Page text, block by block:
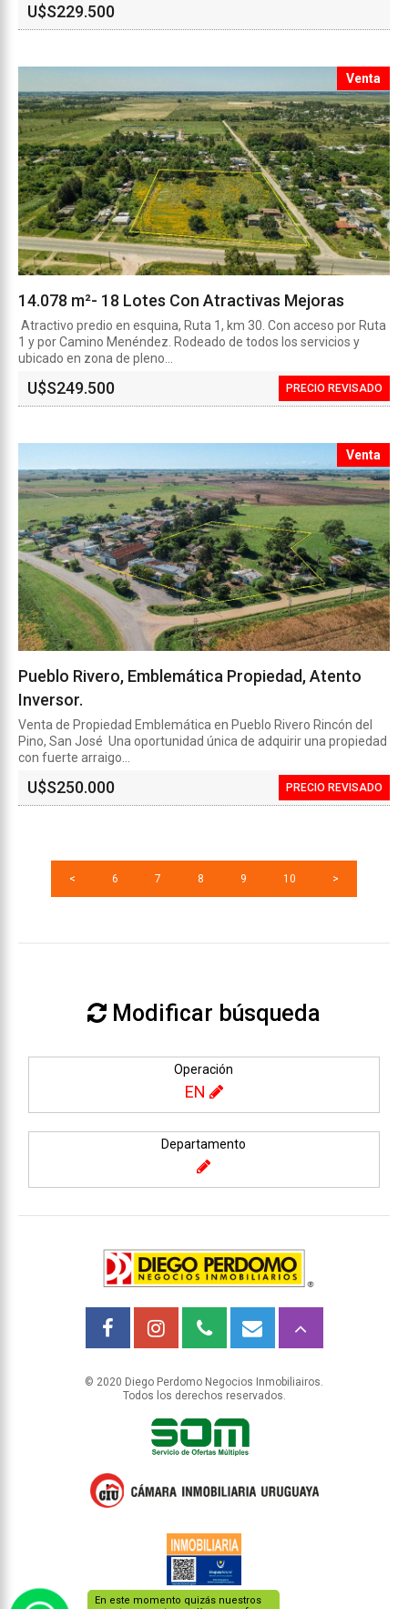
U$S229.500
Venta
14.078 m²- 18 Lotes Con Atractivas Mejoras
Atractivo predio en esquina, Ruta 1, km 30. Con acceso por Ruta
1 y por Camino Menéndez. Rodeado de todos los servicios y
ubicado en zona de pleno...
PRECIO REVISADO
U$S249.500
Venta
Pueblo Rivero, Emblemática Propiedad, Atento
Inversor.
Venta de Propiedad Emblemática en Pueblo Rivero Rincón del
Pino, San José Una oportunidad única de adquirir una propiedad
con fuerte arraigo...
PRECIO REVISADO
U$S250.000
< 6 7 8 9 10 >
Modificar búsqueda
Operación
EN
Departamento
© 2020 Diego Perdomo Negocios Inmobiliairos.
Todos los derechos reservados.
En este momento quizás nuestros